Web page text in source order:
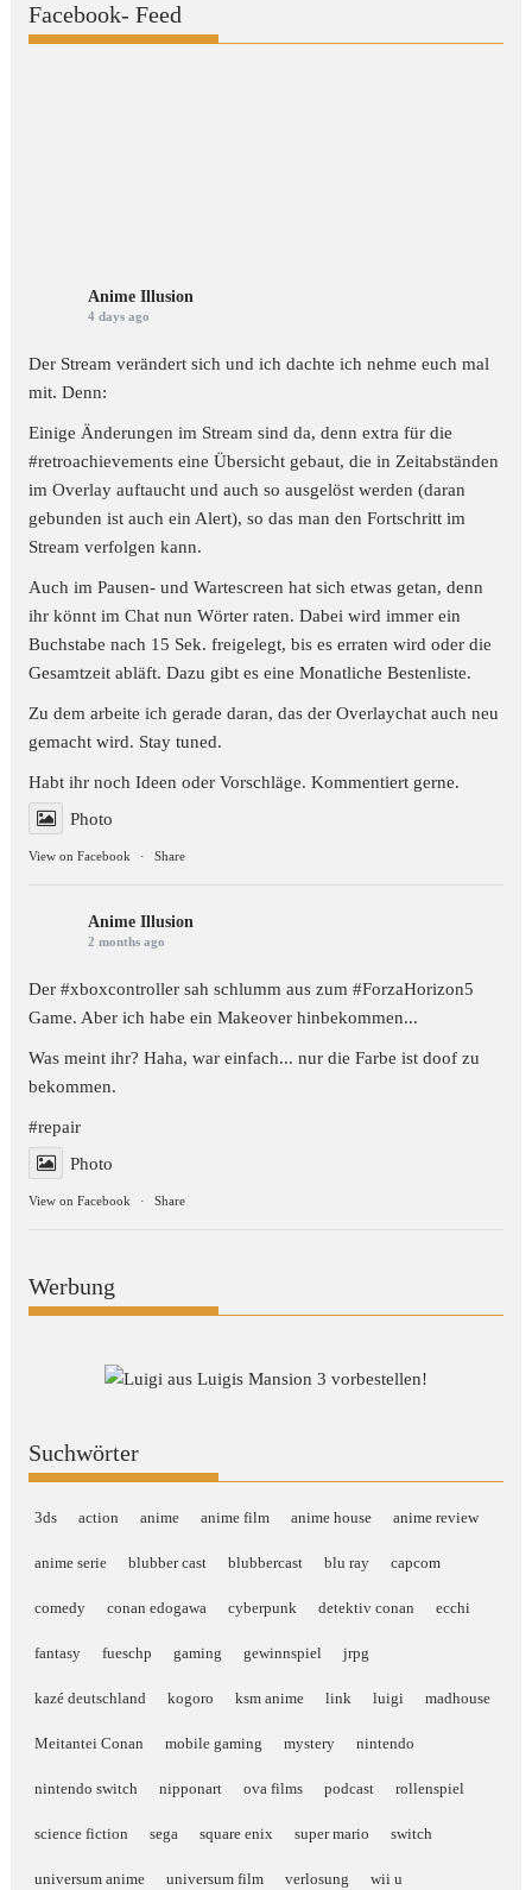
Facebook- Feed
Anime Illusion
4 days ago
Der Stream verändert sich und ich dachte ich nehme euch mal
mit. Denn:
Einige Änderungen im Stream sind da, denn extra für die
#retroachievements eine Übersicht gebaut, die in Zeitabständen
im Overlay auftaucht und auch so ausgelöst werden (daran
gebunden ist auch ein Alert), so das man den Fortschritt im
Stream verfolgen kann.
Auch im Pausen- und Wartescreen hat sich etwas getan, denn
ihr könnt im Chat nun Wörter raten. Dabei wird immer ein
Buchstabe nach 15 Sek. freigelegt, bis es erraten wird oder die
Gesamtzeit abläft. Dazu gibt es eine Monatliche Bestenliste.
Zu dem arbeite ich gerade daran, das der Overlaychat auch neu
gemacht wird. Stay tuned.
Habt ihr noch Ideen oder Vorschläge. Kommentiert gerne.
Photo
View on Facebook · Share
Anime Illusion
2 months ago
Der #xboxcontroller sah schlumm aus zum#ForzaHorizon5
Game. Aber ich habe ein Makeover hinbekommen...
Was meint ihr? Haha, war einfach... nur die Farbe ist doof zu
bekommen.
#repair
Photo
View on Facebook · Share
Werbung
Suchwörter
3ds action anime anime film anime house anime review
anime serie blubber cast blubbercast blu ray capcom
comedy conan edogawa cyberpunk detektiv conan ecchi
fantasy fueschp gaming gewinnspiel jrpg
kazé deutschland kogoro ksm anime link luigi madhouse
Meitantei Conan mobile gaming mystery nintendo
nintendo switch nipponart ova films podcast rollenspiel
science fiction sega square enix super mario switch
universum anime universum film verlosung wii u